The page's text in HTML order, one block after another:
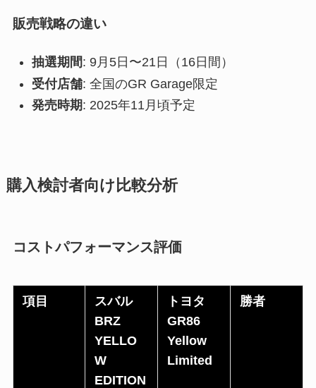
販売戦略の違い
抽選期間: 9月5日〜21日（16日間）
受付店舗: 全国のGR Garage限定
発売時期: 2025年11月頃予定
購入検討者向け比較分析
コストパフォーマンス評価
項目
スバル
BRZ
YELLO
W
EDITION
トヨタ
GR86
Yellow
Limited
勝者